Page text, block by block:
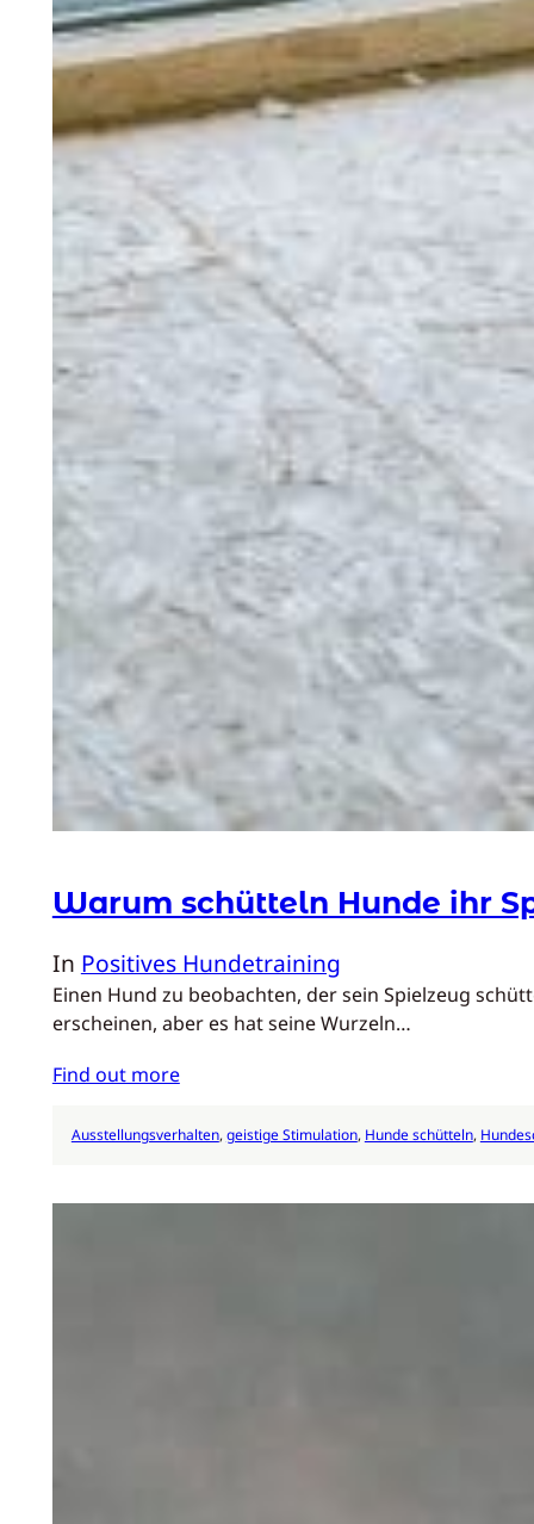
Warum schütteln Hunde ihr
In Positives Hundetraining
Einen Hund zu beobachten, der sein Spielzeug
erscheinen, aber es hat seine Wurzeln…
Find out more
Ausstellungsverhalten, geistige Stimulation, Hunde schütteln,